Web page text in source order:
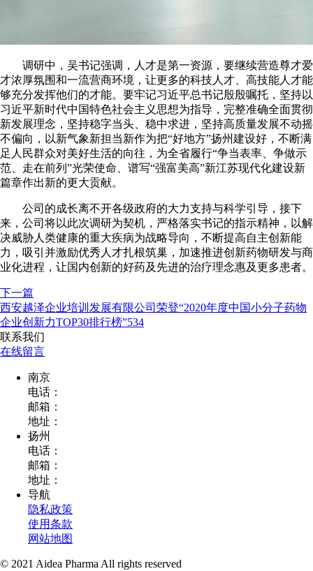
调研中，吴书记强调，人才是第一资源，要继续营造尊才爱
才浓厚氛围和一流营商环境，让更多的科技人才、高技能人才能
够充分发挥他们的才能。要牢记习近平总书记殷殷嘱托，坚持以
习近平新时代中国特色社会主义思想为指导，完整准确全面贯彻
新发展理念，坚持稳字当头、稳中求进，坚持高质量发展不动摇
不偏向，以新气象新担当新作为把“好地方”扬州建设好，不断满
足人民群众对美好生活的向往，为全省履行“争当表率、争做示
范、走在前列”光荣使命、谱写“强富美高”新江苏现代化建设新
篇章作出新的更大贡献。
公司的成长离不开各级政府的大力支持与科学引导，接下
来，公司将以此次调研为契机，严格落实书记的指示精神，以解
决威胁人类健康的重大疾病为战略导向，不断提高自主创新能
力，吸引并激励优秀人才扎根筑巢，加速推进创新药物研发与商
业化进程，让国内创新的好药及先进的治疗理念惠及更多患者。
下一篇
西安越泽企业培训发展有限公司荣登“2020年度中国小分子药物
企业创新力TOP30排行榜”534
联系我们
在线留言
南京
电话：
邮箱：
地址：
扬州
电话：
邮箱：
地址：
导航
隐私政策
使用条款
网站地图
© 2021 Aidea Pharma All rights reserved